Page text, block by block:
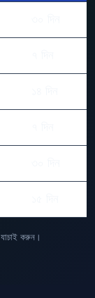
যাচাই করুন।